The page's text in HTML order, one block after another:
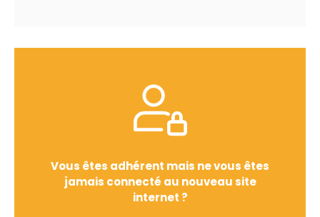
Vous êtes adhérent mais ne vous êtes
jamais connecté au nouveau site
internet ?